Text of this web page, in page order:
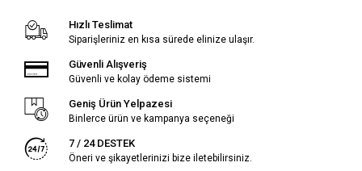
Hızlı Teslimat
Siparişleriniz en kısa sürede elinize ulaşır.
Güvenli Alışveriş
Güvenli ve kolay ödeme sistemi
Geniş Ürün Yelpazesi
Binlerce ürün ve kampanya seçeneği
7 / 24 DESTEK
Öneri ve şikayetlerinizi bize iletebilirsiniz.